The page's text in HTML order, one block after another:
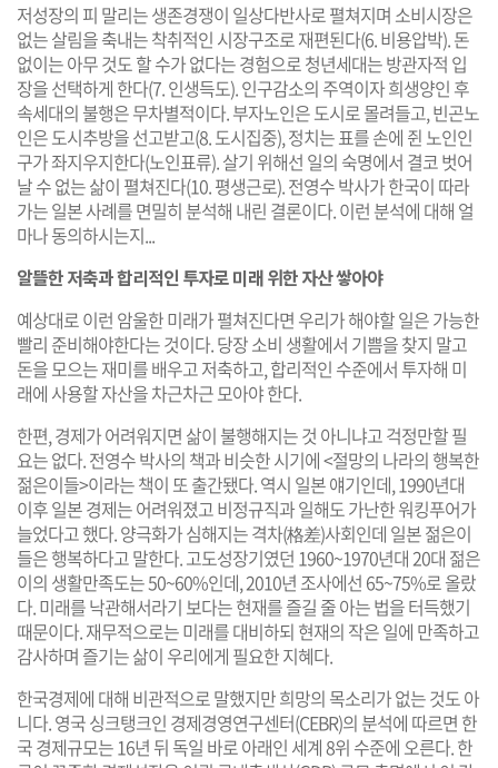
저성장의 피 말리는 생존경쟁이 일상다반사로 펼쳐지며 소비시장은
없는 살림을 축내는 착취적인 시장구조로 재편된다(6. 비용압박). 돈
없이는 아무 것도 할 수가 없다는 경험으로 청년세대는 방관자적 입
장을 선택하게 한다(7. 인생득도). 인구감소의 주역이자 희생양인 후
속세대의 불행은 무차별적이다. 부자노인은 도시로 몰려들고, 빈곤노
인은 도시추방을 선고받고(8. 도시집중), 정치는 표를 손에 쥔 노인인
구가 좌지우지한다(노인표류). 살기 위해선 일의 숙명에서 결코 벗어
날 수 없는 삶이 펼쳐진다(10. 평생근로). 전영수 박사가 한국이 따라
가는 일본 사례를 면밀히 분석해 내린 결론이다. 이런 분석에 대해 얼
마나 동의하시는지...
알뜰한 저축과 합리적인 투자로 미래 위한 자산 쌓아야
예상대로 이런 암울한 미래가 펼쳐진다면 우리가 해야할 일은 가능한
빨리 준비해야한다는 것이다. 당장 소비 생활에서 기쁨을 찾지 말고
돈을 모으는 재미를 배우고 저축하고, 합리적인 수준에서 투자해 미
래에 사용할 자산을 차근차근 모아야 한다.
한편, 경제가 어려워지면 삶이 불행해지는 것 아니냐고 걱정만할 필
요는 없다. 전영수 박사의 책과 비슷한 시기에 <절망의 나라의 행복한
젊은이들>이라는 책이 또 출간됐다. 역시 일본 얘기인데, 1990년대
이후 일본 경제는 어려워졌고 비정규직과 일해도 가난한 워킹푸어가
늘었다고 했다. 양극화가 심해지는 격차(格差)사회인데 일본 젊은이
들은 행복하다고 말한다. 고도성장기였던 1960~1970년대 20대 젊은
이의 생활만족도는 50~60%인데, 2010년 조사에선 65~75%로 올랐
다. 미래를 낙관해서라기 보다는 현재를 즐길 줄 아는 법을 터득했기
때문이다. 재무적으로는 미래를 대비하되 현재의 작은 일에 만족하고
감사하며 즐기는 삶이 우리에게 필요한 지혜다.
한국경제에 대해 비관적으로 말했지만 희망의 목소리가 없는 것도 아
니다. 영국 싱크탱크인 경제경영연구센터(CEBR)의 분석에 따르면 한
국 경제규모는 16년 뒤 독일 바로 아래인 세계 8위 수준에 오른다. 한